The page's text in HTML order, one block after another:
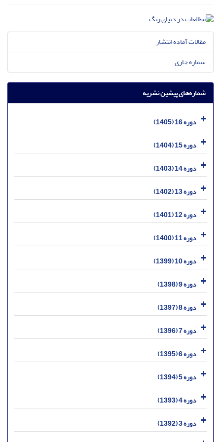
مقالات آماده انتشار
شماره جاری
شماره‌های پیشین نشریه
دوره 16 (1405)
دوره 15 (1404)
دوره 14 (1403)
دوره 13 (1402)
دوره 12 (1401)
دوره 11 (1400)
دوره 10 (1399)
دوره 9 (1398)
دوره 8 (1397)
دوره 7 (1396)
دوره 6 (1395)
دوره 5 (1394)
دوره 4 (1393)
دوره 3 (1392)